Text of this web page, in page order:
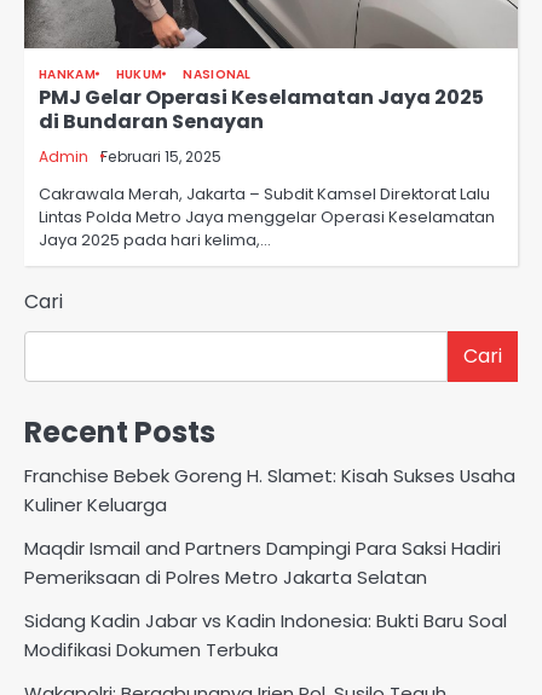
HANKAM HUKUM NASIONAL
PMJ Gelar Operasi Keselamatan Jaya 2025
di Bundaran Senayan
Admin Februari 15, 2025
Cakrawala Merah, Jakarta – Subdit Kamsel Direktorat Lalu
Lintas Polda Metro Jaya menggelar Operasi Keselamatan
Jaya 2025 pada hari kelima,…
Cari
Cari
Recent Posts
Franchise Bebek Goreng H. Slamet: Kisah Sukses Usaha
Kuliner Keluarga
Maqdir Ismail and Partners Dampingi Para Saksi Hadiri
Pemeriksaan di Polres Metro Jakarta Selatan
Sidang Kadin Jabar vs Kadin Indonesia: Bukti Baru Soal
Modifikasi Dokumen Terbuka